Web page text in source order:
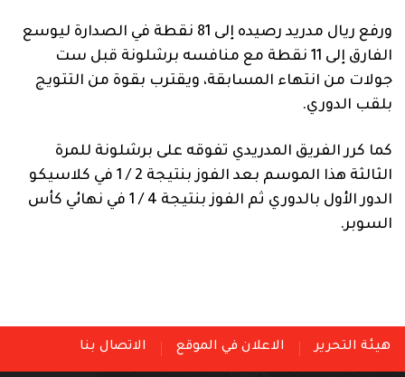
ورفع ريال مدريد رصيده إلى 81 نقطة في الصدارة ليوسع
الفارق إلى 11 نقطة مع منافسه برشلونة قبل ست
جولات من انتهاء المسابقة، ويقترب بقوة من التتويج
بلقب الدوري.
كما كرر الفريق المدريدي تفوقه على برشلونة للمرة
الثالثة هذا الموسم بعد الفوز بنتيجة 2 / 1 في كلاسيكو
الدور الأول بالدوري ثم الفوز بنتيجة 4 / 1 في نهائي كأس
السوبر.
هيئة التحرير الاعلان في الموقع الاتصال بنا